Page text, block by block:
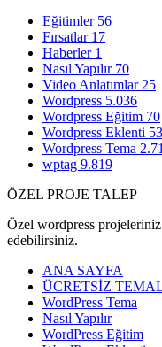
Eğitimler 56
Fırsatlar 17
Haberler 1
Nasıl Yapılır 70
Video Anlatımlar 25
Wordpress 5.036
Wordpress Eğitim 70
Wordpress Eklenti
Wordpress Tema
wptag 9.819
ÖZEL PROJE TALEP
Özel wordpress
edebilirsiniz.
ANA SAYFA
ÜCRETSİZ
WordPress Tema
Nasıl Yapılır
WordPress Eğitim